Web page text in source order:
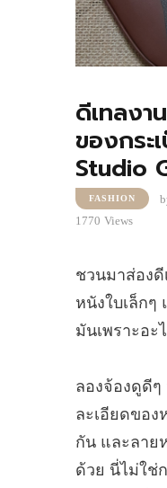
ดีเทลงา
ของกระ
Studio
FASHION
1770 Views
ชวนมาส่องดี
หนังใบเล็กๆ
มันเพราะอะ
ลองจ้องดูดีๆ
ละเอียดขอ
กัน และลาย
ด้วย นี่ไม่ใช่